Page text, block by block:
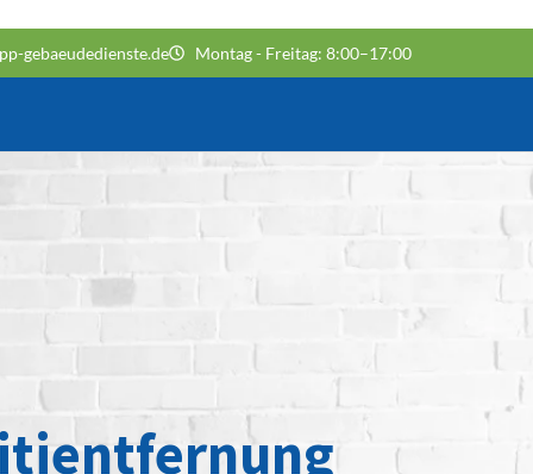
gebaeudedienste.de Montag - Freitag: 8:00–17:00